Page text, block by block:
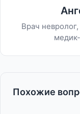
Врач
Похожие